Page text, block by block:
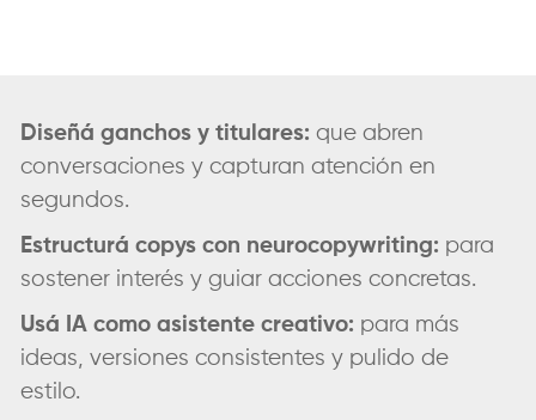
Diseñá ganchos y titulares: que abren
conversaciones y capturan atención en
segundos.
Estructurá copys con neurocopywriting: para
sostener interés y guiar acciones concretas.
Usá IA como asistente creativo: para más
ideas, versiones consistentes y pulido de
estilo.